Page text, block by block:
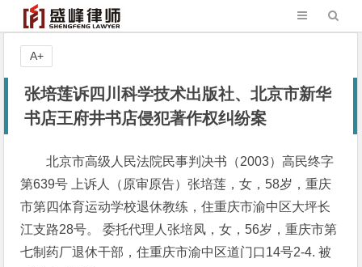
张培莲诉四川科学技术出版社、北京市新华
书店王府井书店侵犯著作权纠纷案
北京市高级人民法院民事判决书（2003）高民终字
第639号 上诉人（原审原告）张培莲，女，58岁，重庆
市第四体育运动学校退休教练，住重庆市渝中区大坪长
江支路28号。 委托代理人张培凤，女，56岁，重庆市第
七制药厂退休干部，住重庆市渝中区道门口14号2-4. 被
A+